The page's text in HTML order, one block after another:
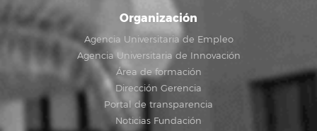
Organización
Agencia Universitaria de Empleo
Agencia Universitaria de Innovación
Área de formación
Dirección Gerencia
Portal de transparencia
Noticias Fundación